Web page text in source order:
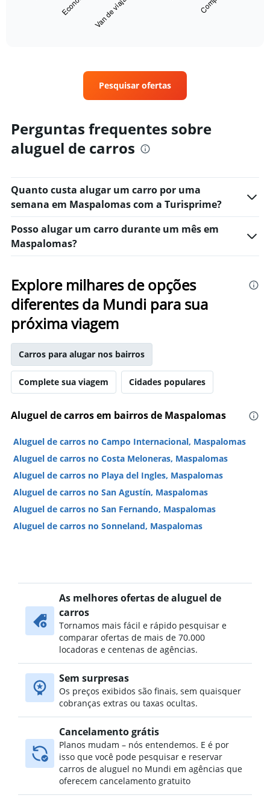
has
1
Y
displaying
values.
Range:
0
to
50.
Pesquisar ofertas
Perguntas frequentes sobre
aluguel de carros
Quanto custa alugar um carro por uma
semana em Maspalomas com a Turisprime?
Posso alugar um carro durante um mês em
Maspalomas?
Explore milhares de opções
diferentes da Mundi para sua
próxima viagem
Carros para alugar nos bairros
Complete sua viagem Cidades populares
Aluguel de carros em bairros de Maspalomas
Aluguel de carros no Campo Internacional, Maspalomas
Aluguel de carros no Costa Meloneras, Maspalomas
Aluguel de carros no Playa del Ingles, Maspalomas
Aluguel de carros no San Agustín, Maspalomas
Aluguel de carros no San Fernando, Maspalomas
Aluguel de carros no Sonneland, Maspalomas
As melhores ofertas de aluguel de
carros
Tornamos mais fácil e rápido pesquisar e
comparar ofertas de mais de 70.000
locadoras e centenas de agências.
Sem surpresas
Os preços exibidos são finais, sem quaisquer
cobranças extras ou taxas ocultas.
Cancelamento grátis
Planos mudam – nós entendemos. E é por
isso que você pode pesquisar e reservar
carros de aluguel no Mundi em agências que
oferecem cancelamento gratuito